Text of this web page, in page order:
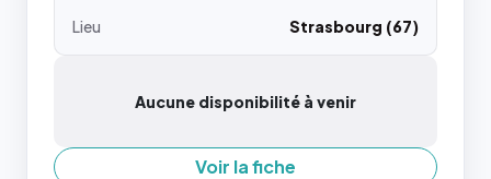
Lieu
Strasbourg (67)
Aucune disponibilité à venir
Voir la fiche